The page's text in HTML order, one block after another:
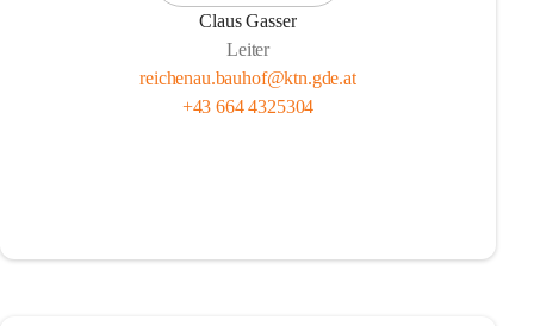
Claus Gasser
Leiter
reichenau.bauhof@ktn.gde.at
+43 664 4325304